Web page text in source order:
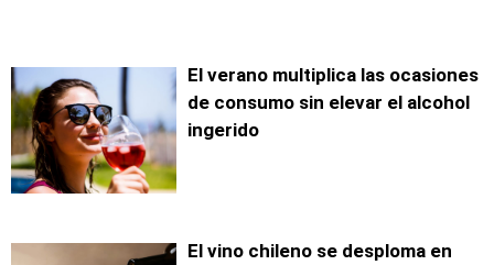
El verano multiplica las ocasiones
de consumo sin elevar el alcohol
ingerido
El vino chileno se desploma en